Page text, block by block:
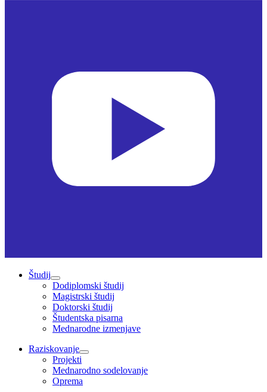
Študij
Dodiplomski študij
Magistrski študij
Doktorski študij
Študentska pisarna
Mednarodne izmenjave
Raziskovanje
Projekti
Mednarodno sodelovanje
Oprema